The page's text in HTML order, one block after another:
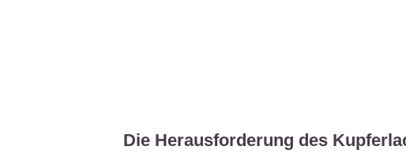
Die Herausforderung des